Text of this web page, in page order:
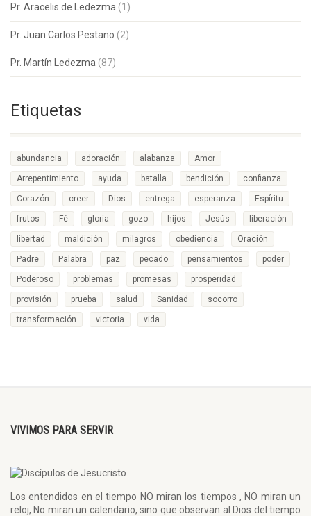
Pr. Aracelis de Ledezma (1)
Pr. Juan Carlos Pestano (2)
Pr. Martín Ledezma (87)
Etiquetas
abundancia adoración alabanza Amor
Arrepentimiento ayuda batalla bendición confianza
Corazón creer Dios entrega esperanza Espíritu
frutos Fé gloria gozo hijos Jesús liberación
libertad maldición milagros obediencia Oración
Padre Palabra paz pecado pensamientos poder
Poderoso problemas promesas prosperidad
provisión prueba salud Sanidad socorro
transformación victoria vida
VIVIMOS PARA SERVIR
Los entendidos en el tiempo NO miran los tiempos , NO miran un
reloj, No miran un calendario, sino que observan al Dios del tiempo